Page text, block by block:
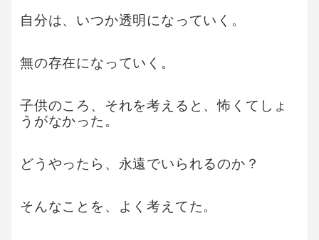
自分は、いつか透明になっていく。
無の存在になっていく。
子供のころ、それを考えると、怖くてしょ
うがなかった。
どうやったら、永遠でいられるのか？
そんなことを、よく考えてた。